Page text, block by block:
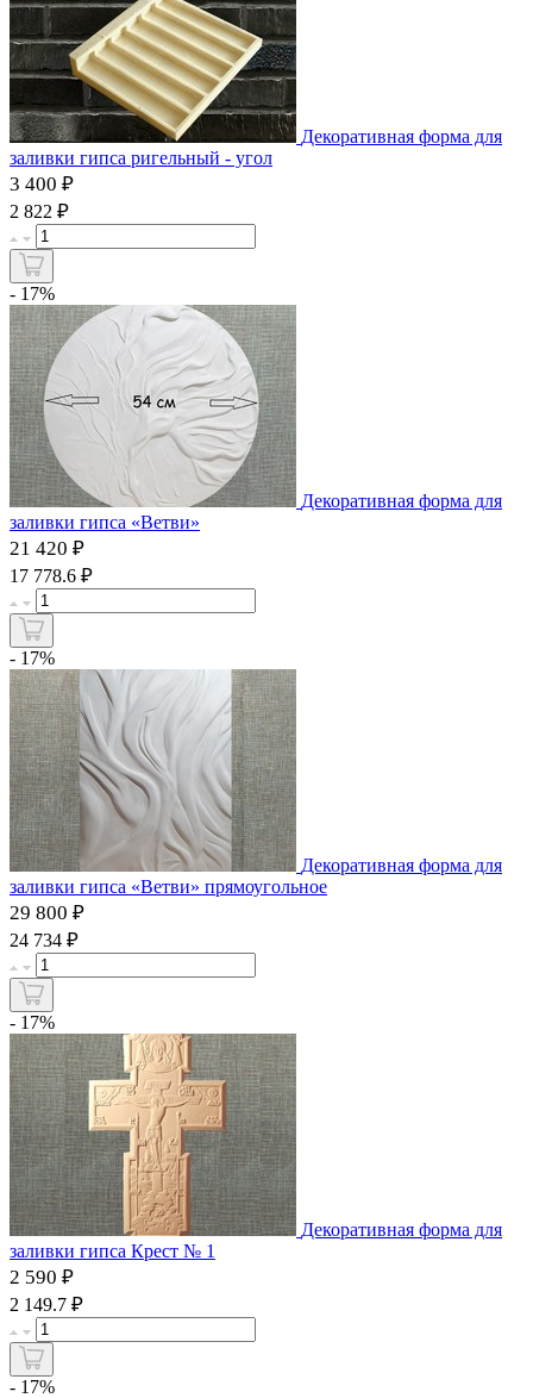
Декоративная форма для
заливки гипса ригельный - угол
3 400 ₽
2 822 ₽
- 17%
Декоративная форма для
заливки гипса «Ветви»
21 420 ₽
17 778.6 ₽
- 17%
Декоративная форма для
заливки гипса «Ветви» прямоугольное
29 800 ₽
24 734 ₽
- 17%
Декоративная форма для
заливки гипса Крест № 1
2 590 ₽
2 149.7 ₽
- 17%